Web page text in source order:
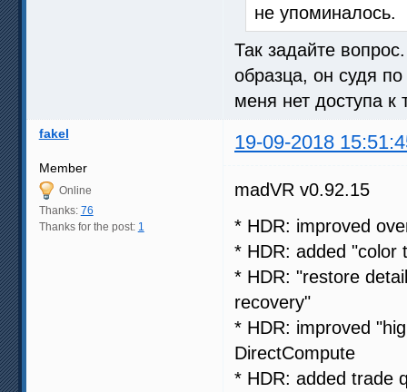
не упоминалось.
Так задайте
образца, он судя
меня нет доступа к
fakel 19-09-2018
Member
Online
Thanks: 76
Thanks for the post: 1
madVR v0.92.15
* HDR: improved
* HDR: added "color
* HDR: "restore
recovery"
* HDR: improved
DirectCompute
* HDR: added trade